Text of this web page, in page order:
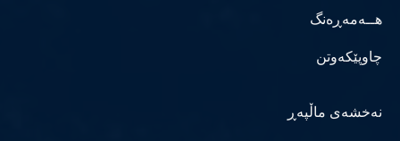
هــەمەڕەنگ
چاوپێکەوتن
نەخشەی ماڵپەڕ